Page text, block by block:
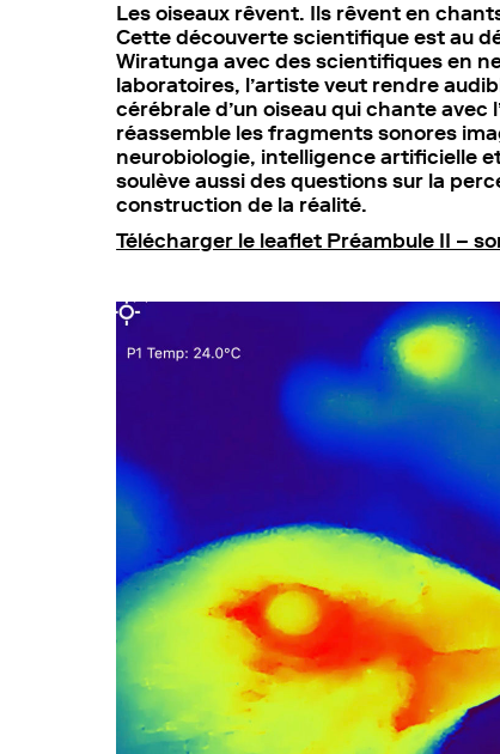
Les oiseaux rêvent. Ils rêvent en
Cette découverte scientifique est au
Wiratunga avec des scientifiques en
laboratoires, l’artiste veut rendre
cérébrale d’un oiseau qui chante
réassemble les fragments sonores
neurobiologie, intelligence artificielle
soulève aussi des questions sur la
construction de la réalité.
Télécharger le leaflet Préambule II –